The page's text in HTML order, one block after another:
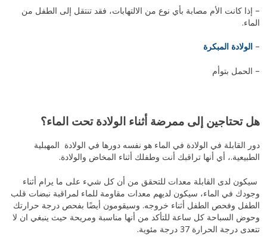
– إذا كانت الأم مصابة بأي نوع من الالتهابات، فقد تنتقل إلى الطفل من
الماء.
– الولادة المبكرة
– الحمل بتوأم
هل تحتاجين إلى ممرضة أثناء الولادة تحت الماء؟
دور القابلة في الولادة في الماء هو نفسه دورها في الولادة المهبلية
الطبيعية.، أي أنها تراقبك أنت وطفلك أثناء المخاض والولادة.
سيكون لدى القابلة معدات للتحقق من أن كل شيء على ما يرام أثناء
وجودك في الماء، سيكون لديهم معدات مقاومة للماء لمراقبة نبضات قلب
الطفل وفحص الطفل أثناء خروجه. وسيقومون أيضًا بفحص درجة حرارتك
وحوض السباحة كل ساعة للتأكد من أنها مناسبة ومريحة حيث ينبغي ان لا
تتعدى درجة الحرارة 37 درجة مئوية.